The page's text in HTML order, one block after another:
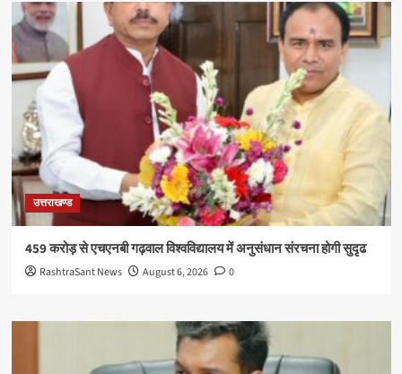
उत्तराखण्ड
459 करोड़ से एचएनबी गढ़वाल विश्वविद्यालय में अनुसंधान संरचना होगी सुदृढ
RashtraSant News August 6, 2026 0